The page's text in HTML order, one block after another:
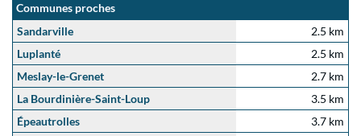
Communes proches
Sandarville
2.5 km
Luplanté
2.5 km
Meslay-le-Grenet
2.7 km
La Bourdinière-Saint-Loup
3.5 km
Épeautrolles
3.7 km